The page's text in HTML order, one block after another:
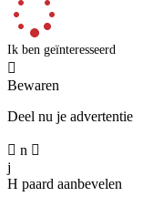
Ik ben geïnteresseerd

Bewaren
Deel nu je advertentie
 n 
j
H paard aanbevelen